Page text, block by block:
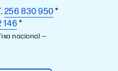
256 830 950*
146*
nacional —